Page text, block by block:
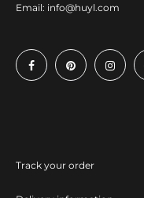
Email: info@huyl.com
Track your order